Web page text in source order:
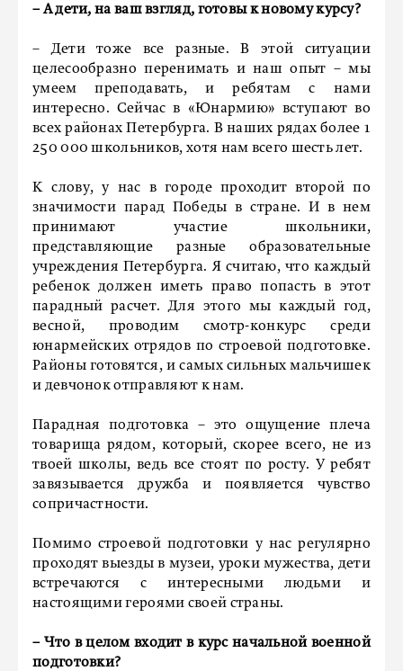
– А дети, на ваш взгляд, готовы к новому курсу?
– Дети тоже все разные. В этой ситуации
целесообразно перенимать и наш опыт – мы
умеем преподавать, и ребятам с нами
интересно. Сейчас в «Юнармию» вступают во
всех районах Петербурга. В наших рядах более 1
250 000 школьников, хотя нам всего шесть лет.
К слову, у нас в городе проходит второй по
значимости парад Победы в стране. И в нем
принимают участие школьники,
представляющие разные образовательные
учреждения Петербурга. Я считаю, что каждый
ребенок должен иметь право попасть в этот
парадный расчет. Для этого мы каждый год,
весной, проводим смотр-конкурс среди
юнармейских отрядов по строевой подготовке.
Районы готовятся, и самых сильных мальчишек
и девчонок отправляют к нам.
Парадная подготовка – это ощущение плеча
товарища рядом, который, скорее всего, не из
твоей школы, ведь все стоят по росту. У ребят
завязывается дружба и появляется чувство
сопричастности.
Помимо строевой подготовки у нас регулярно
проходят выезды в музеи, уроки мужества, дети
встречаются с интересными людьми и
настоящими героями своей страны.
– Что в целом входит в курс начальной военной
подготовки?